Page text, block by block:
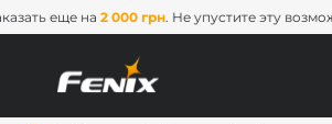
еще на2 000 грн. Не упустите эту возможность!